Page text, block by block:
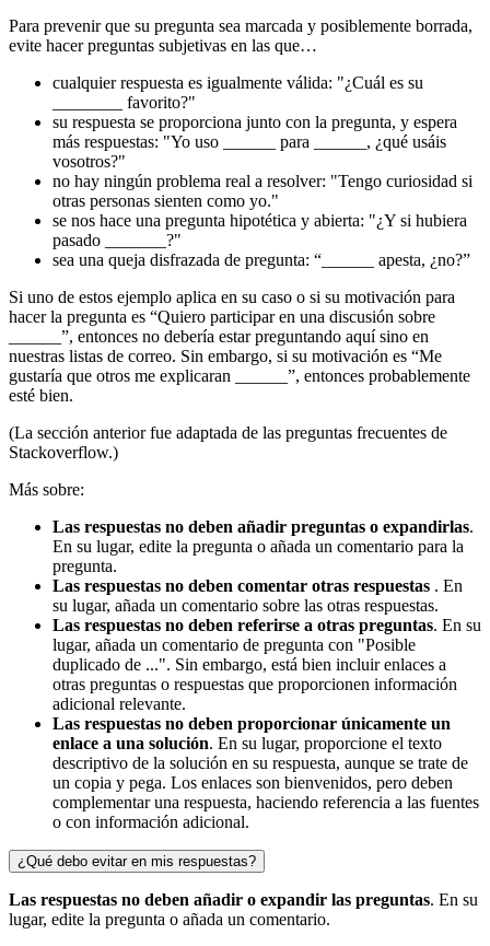
Para prevenir que su pregunta sea marcada y posiblemente borrada,
evite hacer preguntas subjetivas en las que…
cualquier respuesta es igualmente válida: "¿Cuál es su
________ favorito?"
su respuesta se proporciona junto con la pregunta, y espera
más respuestas: "Yo uso ______ para ______, ¿qué usáis
vosotros?"
no hay ningún problema real a resolver: "Tengo curiosidad si
otras personas sienten como yo."
se nos hace una pregunta hipotética y abierta: "¿Y si hubiera
pasado _______?"
sea una queja disfrazada de pregunta: “______ apesta, ¿no?”
Si uno de estos ejemplo aplica en su caso o si su motivación para
hacer la pregunta es “Quiero participar en una discusión sobre
______”, entonces no debería estar preguntando aquí sino en
nuestras listas de correo. Sin embargo, si su motivación es “Me
gustaría que otros me explicaran ______”, entonces probablemente
esté bien.
(La sección anterior fue adaptada de las preguntas frecuentes de
Stackoverflow.)
Más sobre:
Las respuestas no deben añadir preguntas o expandirlas.
En su lugar, edite la pregunta o añada un comentario para la
pregunta.
Las respuestas no deben comentar otras respuestas . En
su lugar, añada un comentario sobre las otras respuestas.
Las respuestas no deben referirse a otras preguntas. En su
lugar, añada un comentario de pregunta con "Posible
duplicado de ...". Sin embargo, está bien incluir enlaces a
otras preguntas o respuestas que proporcionen información
adicional relevante.
Las respuestas no deben proporcionar únicamente un
enlace a una solución. En su lugar, proporcione el texto
descriptivo de la solución en su respuesta, aunque se trate de
un copia y pega. Los enlaces son bienvenidos, pero deben
complementar una respuesta, haciendo referencia a las fuentes
o con información adicional.
¿Qué debo evitar en mis respuestas?
Las respuestas no deben añadir o expandir las preguntas. En su
lugar, edite la pregunta o añada un comentario.